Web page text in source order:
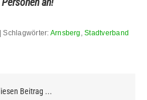
Schlagwörter: Arnsberg ,Stadtverband
Beitrag ...